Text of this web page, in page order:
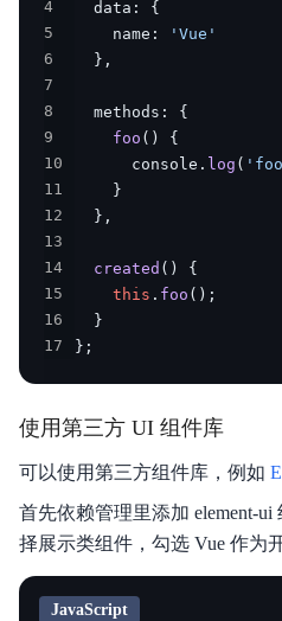
4
  data
:
{
5
    name
:
'Vue'
6
} ,
7
8
  methods
:
{
9
foo ( )
{
10
      console
. log (
11
}
12
} ,
13
14
created ( )
{
15
this . foo ( ) ;
16
}
17
} ;
使用第三方 UI 组件库
可以使用第三方组件库，例如
首先依赖管理里添加 element-
择展示类组件，勾选 Vue 作为
JavaScript